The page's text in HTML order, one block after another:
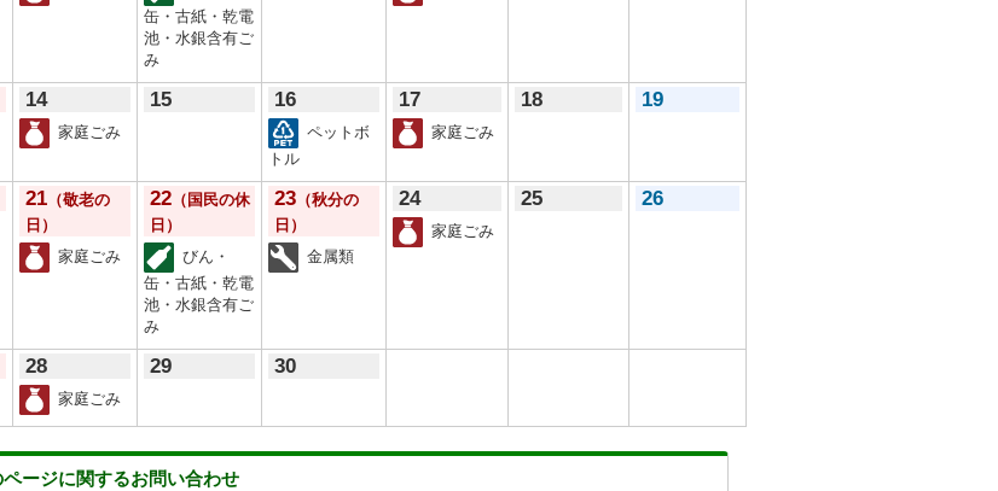
缶・古紙・乾電
池・水銀含有ご
み
14
家庭ごみ
15 16
ペットボ
トル
17
家庭ごみ
18 19
21 （敬老の
日）
家庭ごみ
22 （国民の休
日）
びん・
缶・古紙・乾電
池・水銀含有ご
み
23 （秋分の
日）
金属類
24
家庭ごみ
25 26
28
家庭ごみ
29 30
ページに関するお問い合わせ